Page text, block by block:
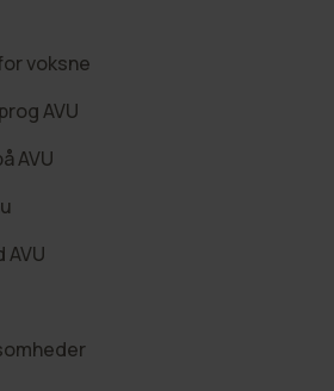
voksne
AVU
AVU
AVU